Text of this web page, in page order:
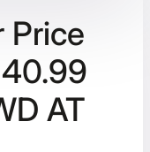
Price
AT